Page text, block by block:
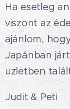
Ha esetleg
viszont az
ajánlom,
Japánban
üzletben
Judit & Peti